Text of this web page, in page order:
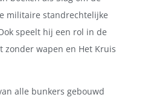
militaire standrechtelijke
speelt hij een rol in de
zonder wapen en Het Kruis
alle bunkers gebouwd